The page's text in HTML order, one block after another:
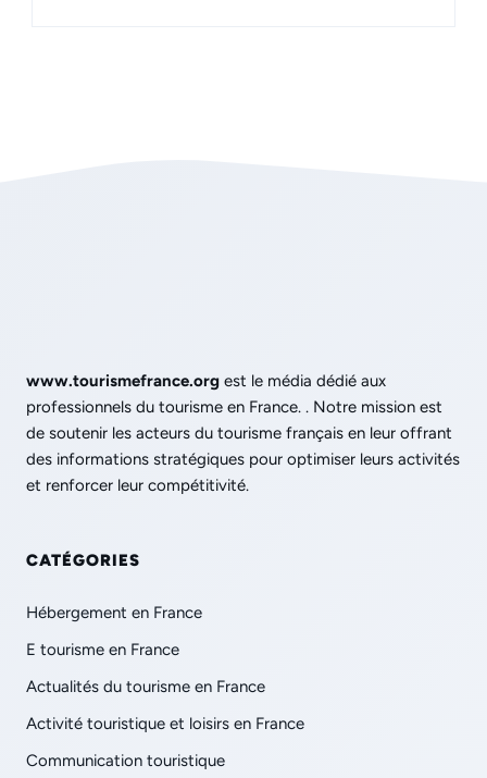
www.tourismefrance.org est le média dédié aux
professionnels du tourisme en France. . Notre mission est
de soutenir les acteurs du tourisme français en leur offrant
des informations stratégiques pour optimiser leurs activités
et renforcer leur compétitivité.
CATÉGORIES
Hébergement en France
E tourisme en France
Actualités du tourisme en France
Activité touristique et loisirs en France
Communication touristique